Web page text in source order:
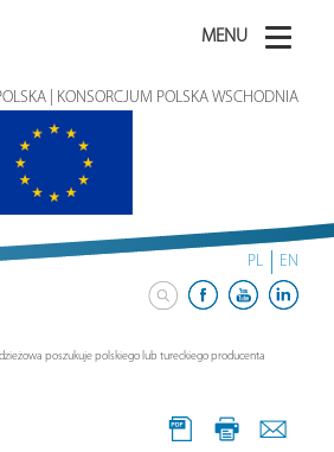
MENU
| KONSORCJUM POLSKA WSCHODNIA
PL EN
poszukuje polskiego lub tureckiego producenta